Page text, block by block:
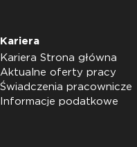
Kariera
Kariera Strona główna
Aktualne oferty pracy
Świadczenia pracownicze
Informacje podatkowe